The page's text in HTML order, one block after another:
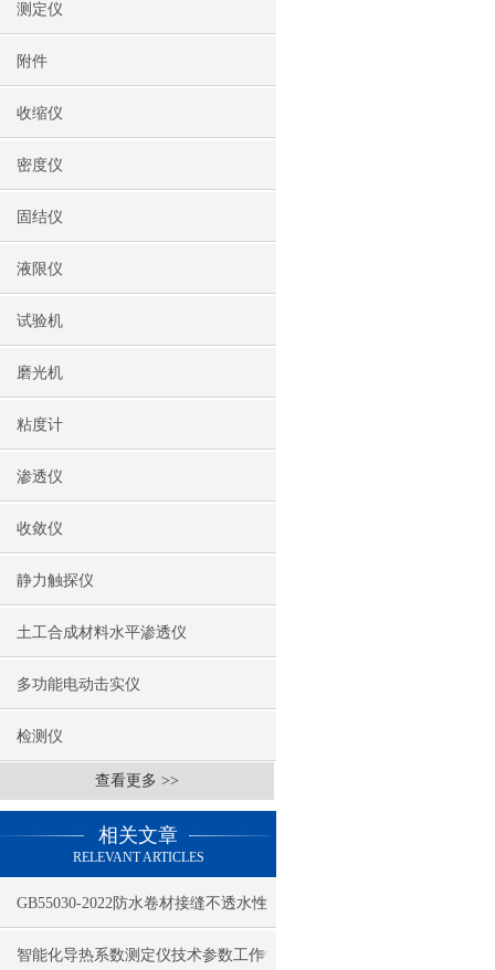
测定仪
附件
收缩仪
密度仪
固结仪
液限仪
试验机
磨光机
粘度计
渗透仪
收敛仪
静力触探仪
土工合成材料水平渗透仪
多功能电动击实仪
检测仪
查看更多 >>
相关文章
RELEVANT ARTICLES
GB55030-2022防水卷材接缝不透水性
检测方法
智能化导热系数测定仪技术参数工作